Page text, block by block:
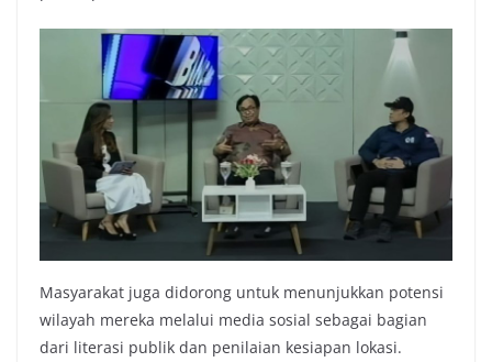
Masyarakat juga didorong untuk menunjukkan potensi
wilayah mereka melalui media sosial sebagai bagian
dari literasi publik dan penilaian kesiapan lokasi.